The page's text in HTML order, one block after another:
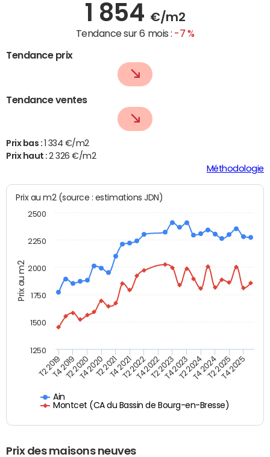
1 854 €/m2
Tendance sur 6 mois : -7 %
Tendance prix
Tendance ventes
Prix bas : 1 334 €/m2
Prix haut :2 326 €/m2
Méthodologie
Prix au m2
Prix au m2 (source : estimations JDN)
Ain
Montcet (CA du Bassin de Bourg-en-Bresse)
T2 2019T4 2019T2 2020T4 2020T2 2021T4 2021T2 2022T4 2022T2 2023T4 2023T2 2024T4 2024T2 2025T4 2025
1250
1500
1750
2000
2250
2500
Prix des maisons neuves